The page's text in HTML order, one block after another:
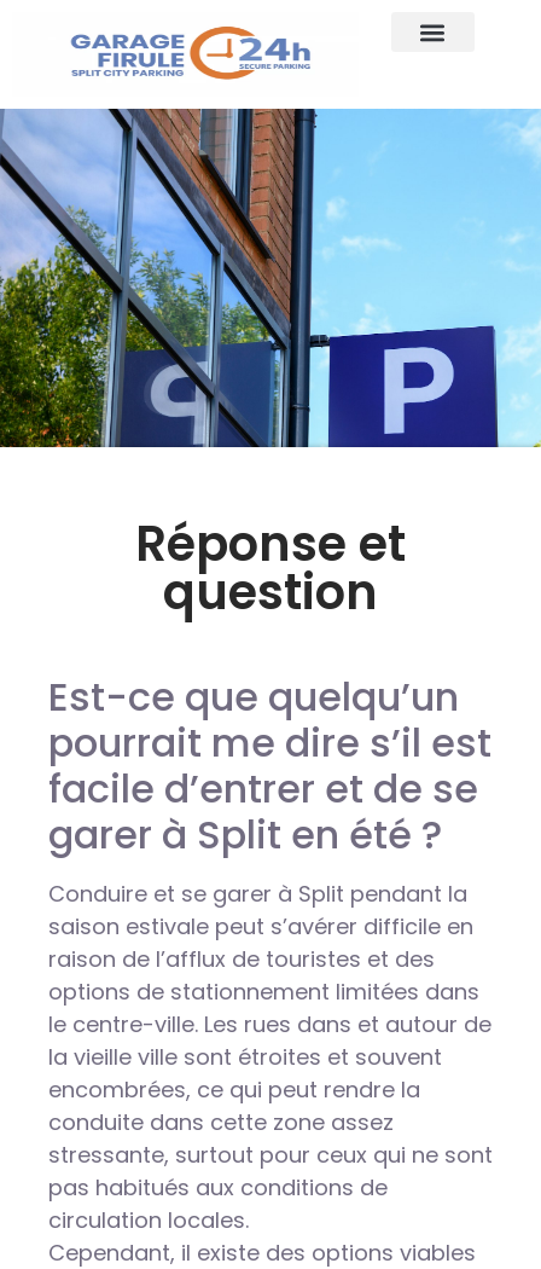
Réponse et
question
Est-ce que quelqu’un
pourrait me dire s’il est
facile d’entrer et de se
garer à Split en été ?
Conduire et se garer à Split pendant la
saison estivale peut s’avérer difficile en
raison de l’afflux de touristes et des
options de stationnement limitées dans
le centre-ville. Les rues dans et autour de
la vieille ville sont étroites et souvent
encombrées, ce qui peut rendre la
conduite dans cette zone assez
stressante, surtout pour ceux qui ne sont
pas habitués aux conditions de
circulation locales.
Cependant, il existe des options viables